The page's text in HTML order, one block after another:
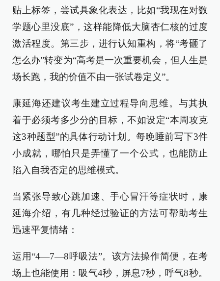
贴上标签，尝试具象化表达，比如“我现在对数
学题心里没底”，这样能降低大脑杏仁核的过度
激活程度。第三步，进行认知重构，将“考砸了
怎么办”转变为“高考是一次重要机会，但人生是
场长跑，我的价值不由一张试卷定义”。
康延海还建议考生建立过程导向思维。与其执
着于必须考多少分的目标，不如设定“本周攻克
这3种题型”的具体行动计划。每晚睡前写下3件
小成就，哪怕只是弄懂了一个公式，也能防止
陷入自我否定的思维模式。
当紧张导致心跳加速、手心冒汗等症状时，康
延海介绍，有几种经过验证的方法可帮助考生
迅速平复情绪：
运用“4—7—8呼吸法”。该方法操作简便，在考
场上也能使用：吸气4秒，屏息7秒，呼气8秒。